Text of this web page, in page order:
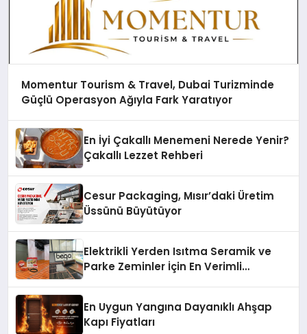
Momentur Tourism & Travel, Dubai Turizminde
Güçlü Operasyon Ağıyla Fark Yaratıyor
En İyi Çakallı Menemeni Nerede Yenir?
Çakallı Lezzet Rehberi
Cesur Packaging, Mısır’daki Üretim
Üssünü Büyütüyor
Elektrikli Yerden Isıtma Seramik ve
Parke Zeminler İçin En Verimli
En Uygun Yangına Dayanıklı Ahşap
Kapı Fiyatları